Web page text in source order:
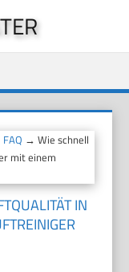
FAQ → Wie schnell
mit einem
IN